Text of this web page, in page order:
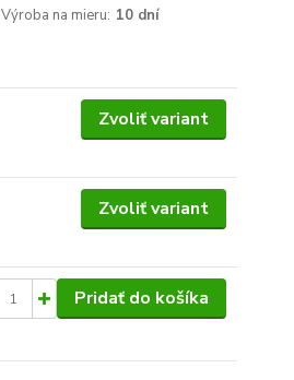
Výroba na mieru: 10 dní
Zvoliť variant
Zvoliť variant
Pridať do košíka